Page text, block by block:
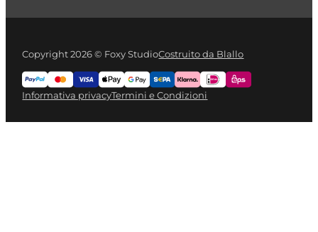
Copyright 2026 © Foxy StudioCostruito da Blallo
Informativa privacyTermini e Condizioni